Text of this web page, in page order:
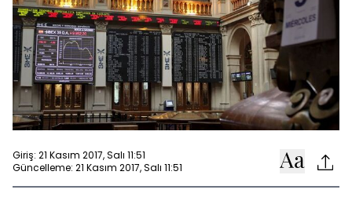
Giriş: 21 Kasım 2017, Salı 11:51
Güncelleme: 21 Kasım 2017, Salı 11:51